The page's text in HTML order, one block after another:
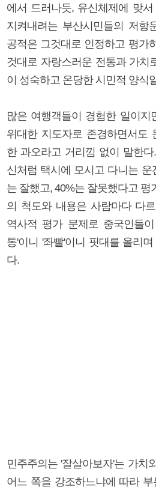
에서 드러나듯, 유신체제에 맞
지켜내려는 부산시민들의 저항
공적은 그것대로 인정하고 평가
것대로 자랑스러운 전통과 가치
이 성숙하고 온당한 시민적 양식
많은 여행객들이 경험한 일이지
위대한 지도자로 존경하면서도
한 과오라고 거리낌 없이 말한
신처럼 택시에 모시고 다니는
는 잘했고, 40%는 잘못했다고 평
의 척도와 내용은 사람마다 다
역사적 평가 문제로 중국인들
통'이니 '좌빨'이니 핏대를 올리
다.
민주주의는 '잘살아보자'는 가치
어느 쪽을 강조하느냐에 따라